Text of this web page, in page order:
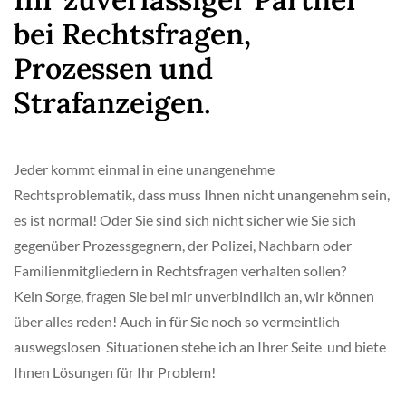
bei Rechtsfragen,
Prozessen und
Strafanzeigen.
Jeder kommt einmal in eine unangenehme
Rechtsproblematik, dass muss Ihnen nicht unangenehm sein,
es ist normal! Oder Sie sind sich nicht sicher wie Sie sich
gegenüber Prozessgegnern, der Polizei, Nachbarn oder
Familienmitgliedern in Rechtsfragen verhalten sollen?
Kein Sorge, fragen Sie bei mir unverbindlich an, wir können
über alles reden! Auch in für Sie noch so vermeintlich
auswegslosen Situationen stehe ich an Ihrer Seite und biete
Ihnen Lösungen für Ihr Problem!